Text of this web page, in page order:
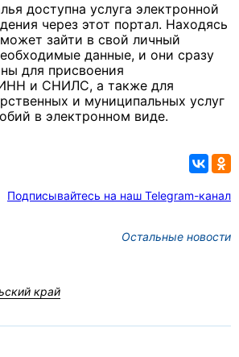
доступна услуга электронной
через этот портал. Находясь
зайти в свой личный
данные, и они сразу
для присвоения
и СНИЛС, а также для
и муниципальных услуг
в электронном виде.
Подписывайтесь на наш Telegram-канал
Остальные новости
край